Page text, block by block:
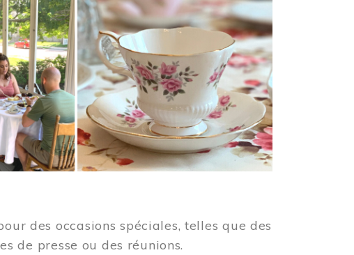
des occasions spéciales, telles que des
de presse ou des réunions.